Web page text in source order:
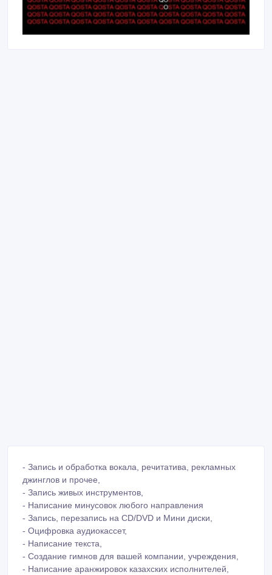
- Запись и обработка вокала, речитатива, рекламных
джинглов и прочее,
- Запись живых инструментов,
- Написание минусовок любого направления
- Запись, перезапись на CD/DVD и Мини диски,
- Оцифровка аудиокассет,
- Написание текста,
- Создание гимнов для вашей компании, учреждения,
- Написание аранжировок казахских исполнителей,